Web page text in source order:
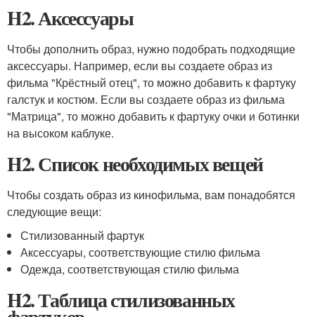
H2. Аксессуары
Чтобы дополнить образ, нужно подобрать подходящие
аксессуары. Например, если вы создаете образ из
фильма "Крёстный отец", то можно добавить к фартуку
галстук и костюм. Если вы создаете образ из фильма
"Матрица", то можно добавить к фартуку очки и ботинки
на высоком каблуке.
H2. Список необходимых вещей
Чтобы создать образ из кинофильма, вам понадобятся
следующие вещи:
Стилизованный фартук
Аксессуары, соответствующие стилю фильма
Одежда, соответствующая стилю фильма
H2. Таблица стилизованных